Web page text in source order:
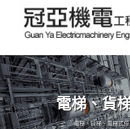
電梯、貨
電梯、貨梯、電梯式